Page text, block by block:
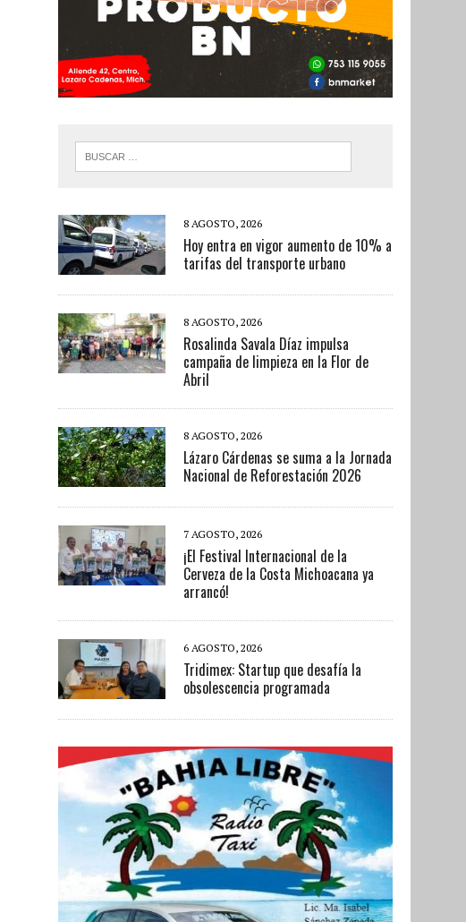
8 AGOSTO, 2026
Hoy entra en vigor aumento de 10% a
tarifas del transporte urbano
8 AGOSTO, 2026
Rosalinda Savala Díaz impulsa
campaña de limpieza en la Flor de
Abril
8 AGOSTO, 2026
Lázaro Cárdenas se suma a la Jornada
Nacional de Reforestación 2026
7 AGOSTO, 2026
¡El Festival Internacional de la
Cerveza de la Costa Michoacana ya
arrancó!
6 AGOSTO, 2026
Tridimex: Startup que desafía la
obsolescencia programada